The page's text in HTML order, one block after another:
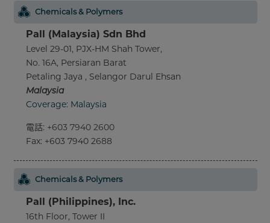
Chemicals & Polymers
Pall (Malaysia) Sdn Bhd
Level 29-01, PJX-HM Shah Tower,
No. 16A, Persiaran Barat
Petaling Jaya , Selangor Darul Ehsan
Malaysia
Coverage: Malaysia
電話: +603 7940 2600
Fax: +603 7940 2688
Chemicals & Polymers
Pall (Philippines), Inc.
16th Floor, Tower II